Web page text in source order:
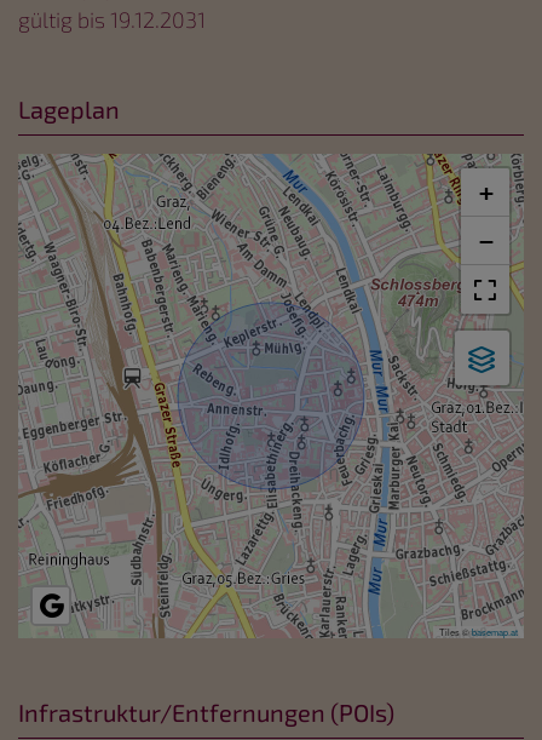
gültig bis 19.12.2031
Lageplan
+
−
Tiles ©basemap.at
Infrastruktur/Entfernungen (POIs)